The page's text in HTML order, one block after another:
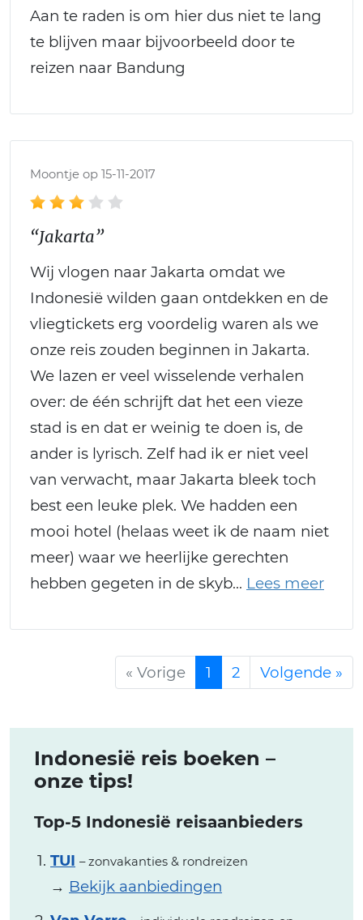
Aan te raden is om hier dus niet te lang
te blijven maar bijvoorbeeld door te
reizen naar Bandung
Moontje op 15-11-2017
“Jakarta”
Wij vlogen naar Jakarta omdat we
Indonesië wilden gaan ontdekken en de
vliegtickets erg voordelig waren als we
onze reis zouden beginnen in Jakarta.
We lazen er veel wisselende verhalen
over: de één schrijft dat het een vieze
stad is en dat er weinig te doen is, de
ander is lyrisch. Zelf had ik er niet veel
van verwacht, maar Jakarta bleek toch
best een leuke plek. We hadden een
mooi hotel (helaas weet ik de naam niet
meer) waar we heerlijke gerechten
hebben gegeten in de skyb
« Vorige 1 2 Volgende »
Indonesië reis boeken –
onze tips!
Top-5 Indonesië reisaanbieders
TUI – zonvakanties & rondreizen
→ Bekijk aanbiedingen